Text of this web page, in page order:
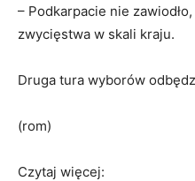
– Podkarpacie nie
zwycięstwa w skali kraju.
Druga tura wyborów
(rom)
Czytaj więcej: